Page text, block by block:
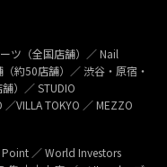
ツ（全国店舗）／ Nail
約50店舗）／ 渋谷・原宿・
）／ STUDIO
VILLA TOKYO ／ MEZZO
Point ／ World Investors